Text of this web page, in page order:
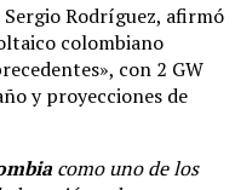
Rodríguez, afirmó
colombiano
con 2 GW
y proyecciones de
como uno de los